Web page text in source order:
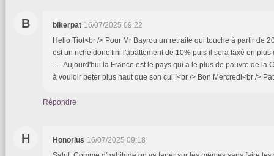
B bikerpat 16/07/2025 09:22
Hello Tiot<br /> Pour Mr Bayrou un retraite qui touche à partir de
est un riche donc fini l'abattement de 10% puis il sera taxé en plus
..... Aujourd'hui la France est le pays qui a le plus de pauvre de la
à vouloir peter plus haut que son cul !<br /> Bon Mercredi<br /> Pat
Répondre
H Honorius 16/07/2025 09:18